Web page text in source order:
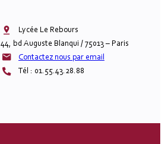
Lycée Le Rebours
44, bd Auguste Blanqui / 75013 – Paris
Contactez nous par email
Tél : 01.55.43.28.88